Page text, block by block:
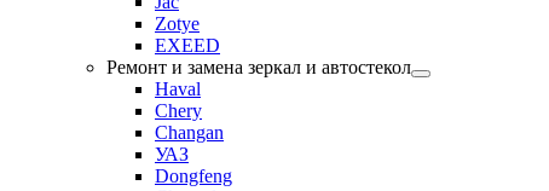
Zotye
EXEED
Ремонт и замена зеркал и автостекол
Haval
Chery
Changan
УАЗ
Dongfeng